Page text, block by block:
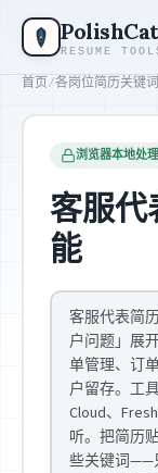
跳到主要内容
PolishCat
RESUME
首页/各岗位简历关键词
浏览器本地处
客服代
能
客服代表简
户问题」展
单管理、订
户留存。工
Cloud、
听。把简历
些关键词——